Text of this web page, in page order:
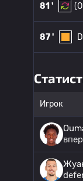
81 '
87 '
Игрок